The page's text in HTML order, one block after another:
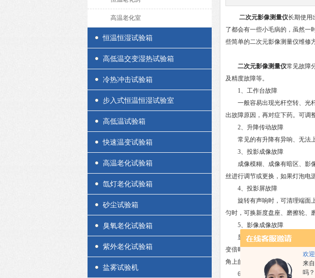
欢迎
来
吗？
高温老化室
恒温恒湿试验箱
高低温交变湿热试验箱
冷热冲击试验箱
步入式恒温恒湿试验室
高低温试验箱
快速温变试验箱
高温老化试验箱
氙灯老化试验箱
砂尘试验箱
臭氧老化试验箱
紫外老化试验箱
盐雾试验机
二次元影像测量仪长期使用
了都会有一些小毛病的，虽然一
些简单的二次元影像测量仪维修
二次元影像测量仪常见故障
及精度故障等。
1、工作台故障
一般容易出现光杆空转、光杆
出故障原因，再对症下药。可调
2、升降传动故障
常见的有升降有异响、无法上
3、投影成像故障
成像模糊、成像有暗区、影像
丝进行调节或更换，如果灯泡电
4、投影屏故障
旋转有声响时，可清理端面上
匀时，可换新度盘座、磨擦轮、
5、影像成像故障
显示黑屏时可查看电源线是否
变倍时十字线与描准点偏移大时
角上的螺丝，摆正工件。
6、电气故障